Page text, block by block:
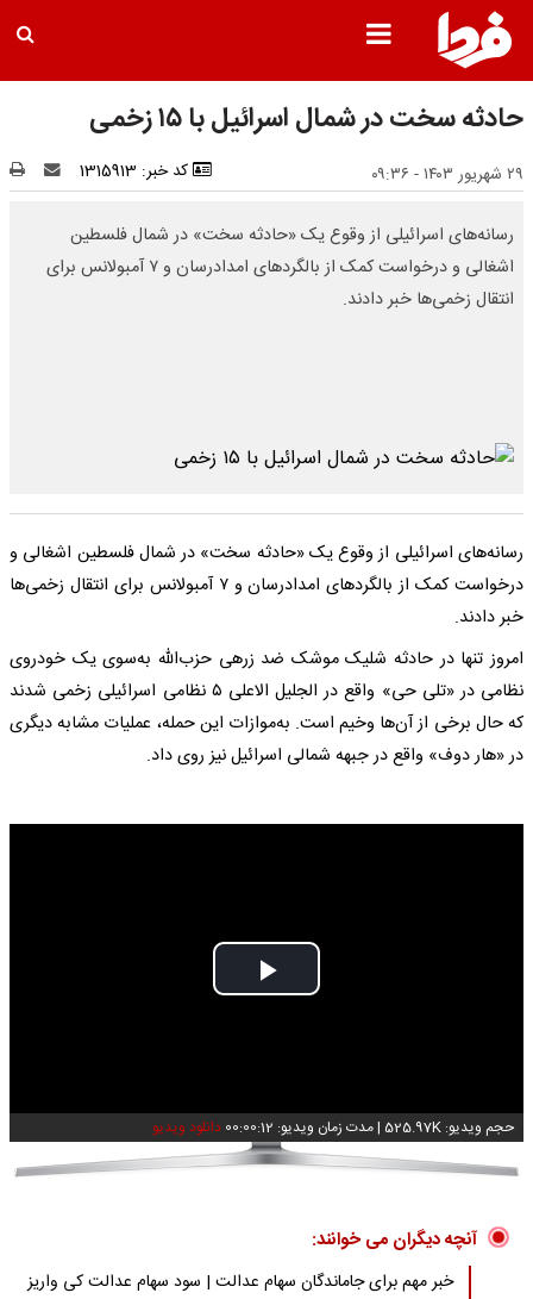
حادثه سخت در شمال اسرائیل با ۱۵ زخمی
۲۹ شهریور ۱۴۰۳ - ۰۹:۳۶ کد خبر: 1315913
رسانه‌های اسرائیلی از وقوع یک «حادثه سخت» در شمال فلسطین
اشغالی و درخواست کمک از بالگردهای امدادرسان و ۷ آمبولانس برای
انتقال زخمی‌ها خبر دادند.
رسانه‌های اسرائیلی از وقوع یک «حادثه سخت» در شمال فلسطین اشغالی و
درخواست کمک از بالگردهای امدادرسان و ۷ آمبولانس برای انتقال زخمی‌ها
خبر دادند.
امروز تنها در حادثه شلیک موشک ضد زرهی حزب‌الله به‌سوی یک خودروی
نظامی در «تلی حی» واقع در الجلیل الاعلی ۵ نظامی اسرائیلی زخمی شدند
که حال برخی از آن‌ها وخیم است. به‌موازات این حمله، عملیات مشابه دیگری
در «هار دوف» واقع در جبهه شمالی اسرائیل نیز روی داد.
Play
حجم ویدیو: 525.97K |مدت زمان ویدیو: 00:00:12 دانلود ویدیو
آنچه دیگران می خوانند:
خبر مهم برای جاماندگان سهام عدالت | سود سهام عدالت کی واریز